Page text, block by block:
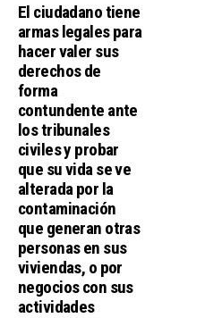
El ciudadano tiene
armas legales para
hacer valer sus
derechos de
forma
contundente ante
los tribunales
civiles y probar
que su vida se ve
alterada por la
contaminación
que generan otras
personas en sus
viviendas, o por
negocios con sus
actividades